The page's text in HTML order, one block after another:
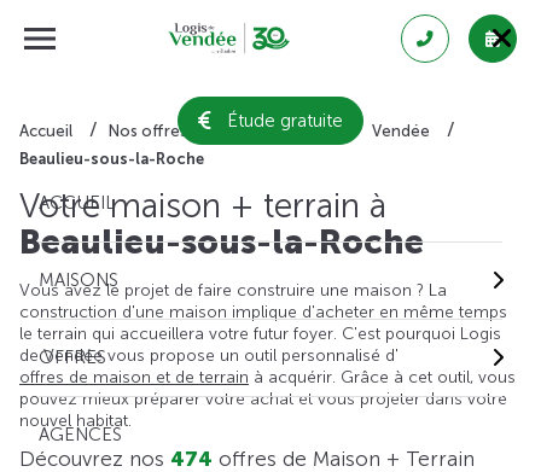
Étude gratuite
ACCUEIL
MAISONS
OFFRES
AGENCES
Accueil Nos offres de maison + terrain
Vendée
Beaulieu-sous-la-Roche
Votre maison + terrain à
Beaulieu-sous-la-Roche
Vous avez le projet de faire construire une maison ? La
construction d'une maison implique d'acheter en même temps
le terrain qui accueillera votre futur foyer. C'est pourquoi Logis
de Vendée vous propose un outil personnalisé d'
offres de maison et de terrain à acquérir. Grâce à cet outil, vous
pouvez mieux préparer votre achat et vous projeter dans votre
nouvel habitat.
Découvrez nos 474 offres de Maison + Terrain